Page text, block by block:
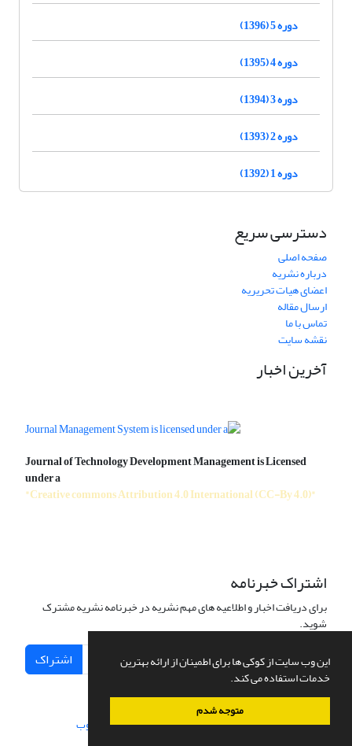
این وب سایت از کوکی ها برای اطمینان از ارائه بهترین
خدمات استفاده می کند.
متوجه شدم
دوره 5 (1396)
دوره 4 (1395)
دوره 3 (1394)
دوره 2 (1393)
دوره 1 (1392)
دسترسی سریع
صفحه اصلی
درباره نشریه
اعضای هیات تحریریه
ارسال مقاله
تماس با ما
نقشه سایت
آخرین اخبار
Journal of Technology Development Management is Licensed
under a
"Creative commons Attribution 4.0 International (CC-By 4.0)"
اشتراک خبرنامه
برای دریافت اخبار و اطلاعیه های مهم نشریه در خبرنامه نشریه مشترک
شوید.
اشتراک
سامانه مدیریت نشریات علمی.طراحی و پیاده سازی از سیناوب